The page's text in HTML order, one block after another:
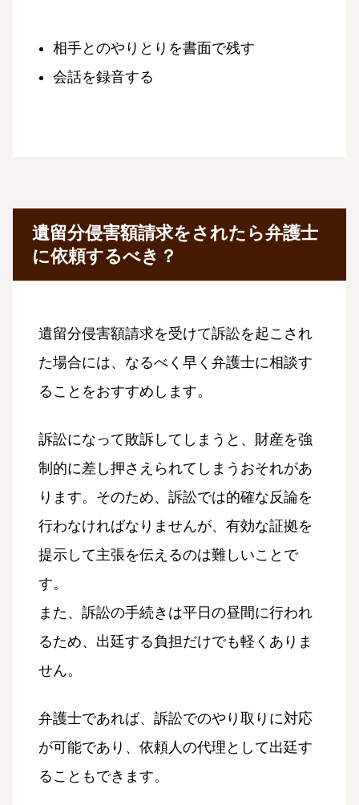
相手とのやりとりを書面で残す
会話を録音する
遺留分侵害額請求をされたら弁護士
に依頼するべき？
遺留分侵害額請求を受けて訴訟を起こされ
た場合には、なるべく早く弁護士に相談す
ることをおすすめします。
訴訟になって敗訴してしまうと、財産を強
制的に差し押さえられてしまうおそれがあ
ります。そのため、訴訟では的確な反論を
行わなければなりませんが、有効な証拠を
提示して主張を伝えるのは難しいことで
す。
また、訴訟の手続きは平日の昼間に行われ
るため、出廷する負担だけでも軽くありま
せん。
弁護士であれば、訴訟でのやり取りに対応
が可能であり、依頼人の代理として出廷す
ることもできます。